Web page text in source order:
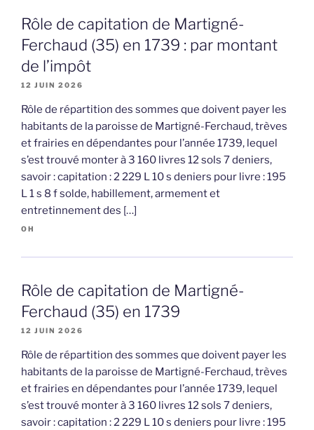
Rôle de capitation de Martigné-
Ferchaud (35) en 1739 : par montant
de l’impôt
12 JUIN 2026
Rôle de répartition des sommes que doivent payer les
habitants de la paroisse de Martigné-Ferchaud, trèves
et frairies en dépendantes pour l’année 1739, lequel
s’est trouvé monter à 3 160 livres 12 sols 7 deniers,
savoir : capitation : 2 229 L 10 s deniers pour livre : 195
L 1 s 8 f solde, habillement, armement et
entretinnement des […]
OH
Rôle de capitation de Martigné-
Ferchaud (35) en 1739
12 JUIN 2026
Rôle de répartition des sommes que doivent payer les
habitants de la paroisse de Martigné-Ferchaud, trèves
et frairies en dépendantes pour l’année 1739, lequel
s’est trouvé monter à 3 160 livres 12 sols 7 deniers,
savoir : capitation : 2 229 L 10 s deniers pour livre : 195